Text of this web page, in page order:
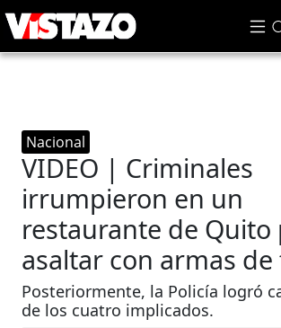
Nacional
VIDEO | Criminales
irrumpieron en un
restaurante de Quito
asaltar con armas
Posteriormente, la Policía logró
de los cuatro implicados.